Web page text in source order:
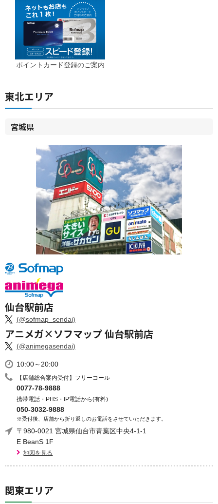
ポイントカード登録のご案内
東北エリア
宮城県
仙台駅前店
(@sofmap_sendai)
アニメガ×ソフマップ 仙台駅前店
(@animegasendai)
10:00～20:00
【店舗総合案内受付】フリーコール
0077-78-9888
携帯電話・PHS・IP電話から(有料)
050-3032-9888
※受付後、店舗から折り返しのお電話をさせていただきます。
〒980-0021 宮城県仙台市青葉区中央4-1-1
E BeanS 1F
地図を見る
関東エリア